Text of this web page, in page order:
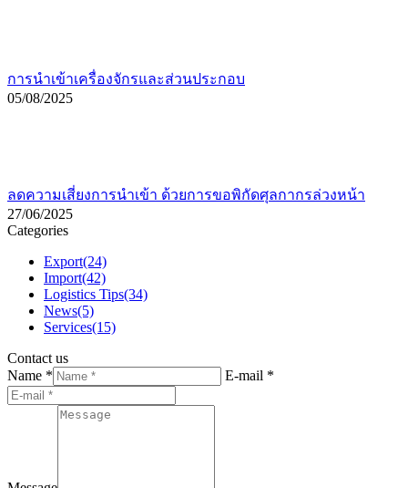
การนำเข้าเครื่องจักรและส่วนประกอบ
05/08/2025
ลดความเสี่ยงการนำเข้า ด้วยการขอพิกัดศุลกากรล่วงหน้า
27/06/2025
Categories
Export(24)
Import(42)
Logistics Tips(34)
News(5)
Services(15)
Contact us
Name *
E-mail *